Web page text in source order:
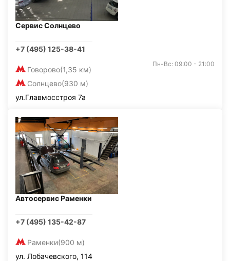
Сервис Солнцево
+7 (495) 125-38-41
Говорово(1,35 км)
Солнцево(930 м)
Пн-Вс: 09:00 - 21:00
ул.Главмосстроя 7а
Автосервис Раменки
+7 (495) 135-42-87
Раменки(900 м)
ул. Лобачевского, 114